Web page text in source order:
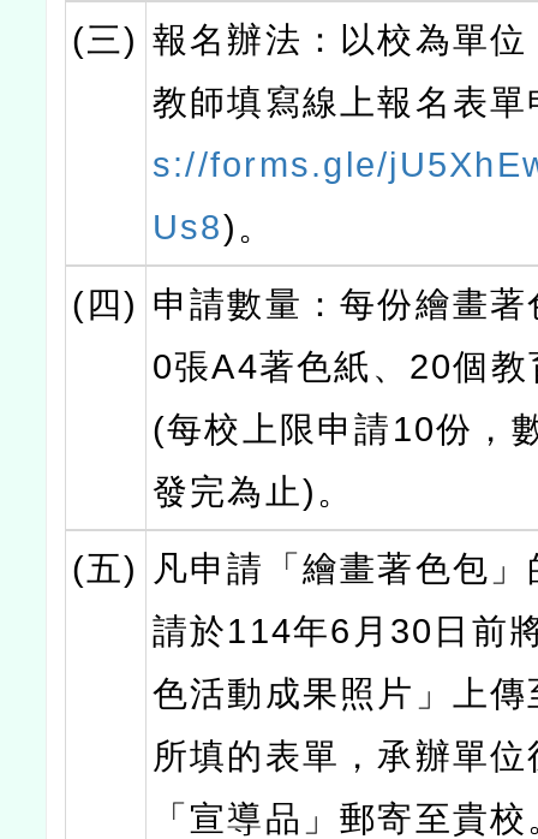
(三) 報名辦法：以校為單位
教師填寫線上報名表
s://forms.gle/
Us8)。
(四) 申請數量：每份繪畫
0張A4著色紙、20個教
(每校上限申請10份，
發完為止)。
(五)
凡申請「繪畫著色包
請於114年6月30日前
色活動成果照片」上傳
所填的表單，承辦單位
「宣導品」郵寄至貴校